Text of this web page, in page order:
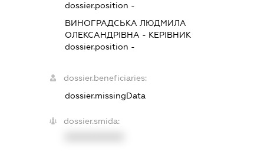
dossier.position -
ВИНОГРАДСЬКА ЛЮДМИЛА
ОЛЕКСАНДРІВНА - КЕРІВНИК
dossier.position -
dossier.beneficiaries:
dossier.missingData
dossier.smida: